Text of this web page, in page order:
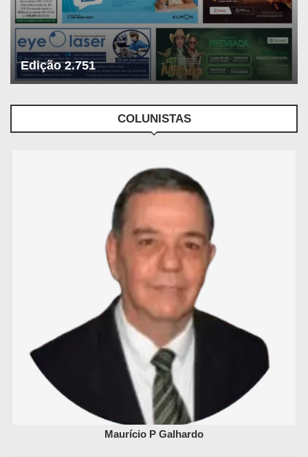
Edição 2.751
COLUNISTAS
Maurício P Galhardo